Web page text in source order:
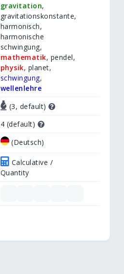
gravitation,
gravitationskonstante,
harmonisch,
harmonische
schwingung,
mathematik, pendel,
physik, planet,
schwingung,
wellenlehre
(3, default)
4 (default)
(Deutsch)
Calculative /
Quantity